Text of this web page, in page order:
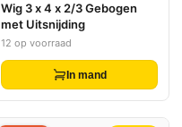
Wig 3 x 4 x 2/3 Gebogen
met Uitsnijding
12 op voorraad
In mand